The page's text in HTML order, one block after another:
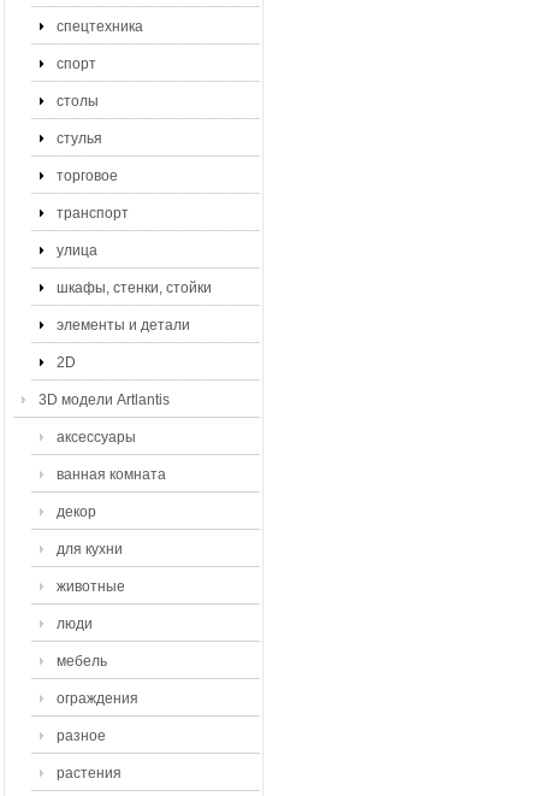
спецтехника
спорт
столы
стулья
торговое
транспорт
улица
шкафы, стенки, стойки
элементы и детали
2D
3D модели Artlantis
аксессуары
ванная комната
декор
для кухни
животные
люди
мебель
ограждения
разное
растения